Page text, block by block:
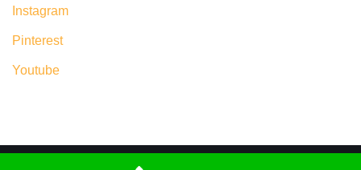
Instagram
Pinterest
Youtube